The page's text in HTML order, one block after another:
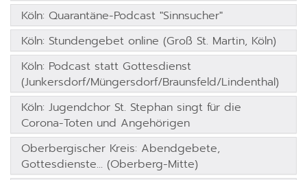
Köln: Quarantäne-Podcast "Sinnsucher"
Köln: Stundengebet online (Groß St. Martin, Köln)
Köln: Podcast statt Gottesdienst
(Junkersdorf/Müngersdorf/Braunsfeld/Lindenthal)
Köln: Jugendchor St. Stephan singt für die
Corona-Toten und Angehörigen
Oberbergischer Kreis: Abendgebete,
Gottesdienste... (Oberberg-Mitte)